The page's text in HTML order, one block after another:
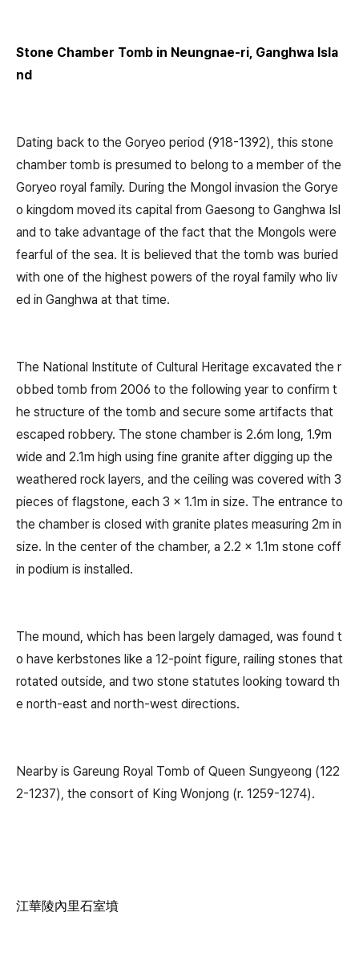
Stone Chamber Tomb in Neungnae-ri, Ganghwa Isla
nd
Dating back to the Goryeo period (918-1392), this stone
chamber tomb is presumed to belong to a member of the
Goryeo royal family. During the Mongol invasion the Gorye
o kingdom moved its capital from Gaesong to Ganghwa Isl
and to take advantage of the fact that the Mongols were
fearful of the sea. It is believed that the tomb was buried
with one of the highest powers of the royal family who liv
ed in Ganghwa at that time.
The National Institute of Cultural Heritage excavated the r
obbed tomb from 2006 to the following year to confirm t
he structure of the tomb and secure some artifacts that
escaped robbery. The stone chamber is 2.6m long, 1.9m
wide and 2.1m high using fine granite after digging up the
weathered rock layers, and the ceiling was covered with 3
pieces of flagstone, each 3 × 1.1m in size. The entrance to
the chamber is closed with granite plates measuring 2m in
size. In the center of the chamber, a 2.2 × 1.1m stone coff
in podium is installed.
The mound, which has been largely damaged, was found t
o have kerbstones like a 12-point figure, railing stones that
rotated outside, and two stone statutes looking toward th
e north-east and north-west directions.
Nearby is Gareung Royal Tomb of Queen Sungyeong (122
2-1237), the consort of King Wonjong (r. 1259-1274).
江華陵內里石室墳